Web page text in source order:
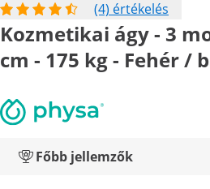
(4) értékelés
Kozmetikai ágy - 3
cm - 175 kg - Fehér /
Főbb jellemzők